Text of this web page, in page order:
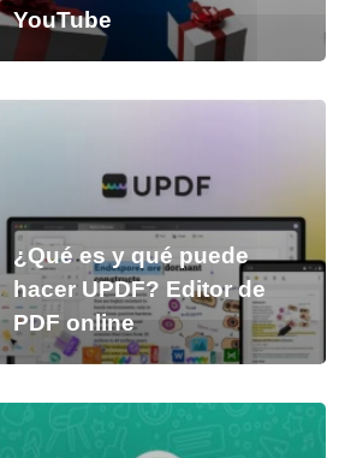
YouTube
¿Qué es y qué puede
hacer UPDF? Editor de
PDF online